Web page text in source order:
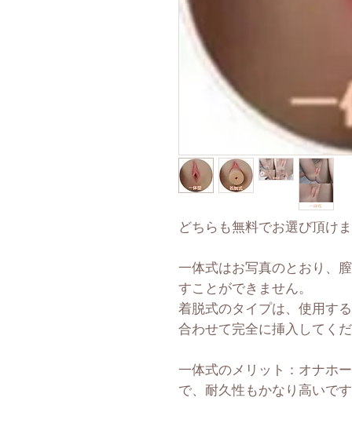
どちらも無料でお選び頂けま
一体式はお写真のとおり、
すことができません。
着脱式のタイプは、使用す
合わせて完全に挿入してくだ
一体式のメリット：オナホ
で、耐久性もかなり高いです